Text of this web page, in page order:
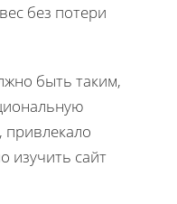
без потери
быть таким,
привлекало
изучить сайт